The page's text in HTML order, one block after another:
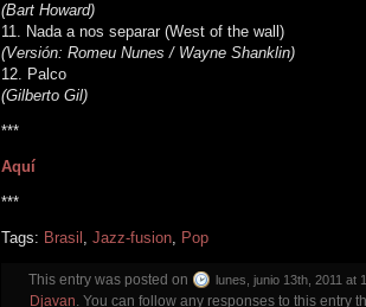
(Bart Howard)
11. Nada a nos separar (West of the wall)
(Versión: Romeu Nunes / Wayne Shanklin)
12. Palco
(Gilberto Gil)
***
Aquí
***
Tags: Brasil , Jazz-fusion, Pop
This entry was posted on lunes, junio 13th, 2011 at
Djavan. You can follow any responses to this entry